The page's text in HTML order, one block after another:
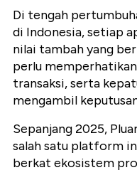
Di tengah
di Indonesia, setiap
nilai tambah yang
perlu
transaksi, serta
mengambil
Sepanjang 2025,
salah satu platform
berkat ekosistem